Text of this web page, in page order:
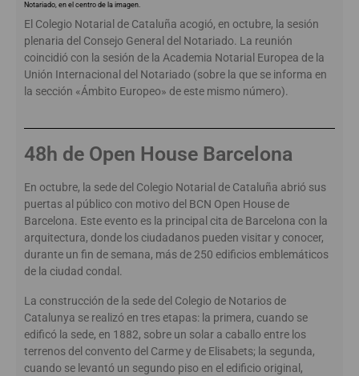
Notariado, en el centro de la imagen.
El Colegio Notarial de Cataluña acogió, en octubre, la sesión
plenaria del Consejo General del Notariado. La reunión
coincidió con la sesión de la Academia Notarial Europea de la
Unión Internacional del Notariado (sobre la que se informa en
la sección «Ámbito Europeo» de este mismo número).
48h de Open House Barcelona
En octubre, la sede del Colegio Notarial de Cataluña abrió sus
puertas al público con motivo del BCN Open House de
Barcelona. Este evento es la principal cita de Barcelona con la
arquitectura, donde los ciudadanos pueden visitar y conocer,
durante un fin de semana, más de 250 edificios emblemáticos
de la ciudad condal.
La construcción de la sede del Colegio de Notarios de
Catalunya se realizó en tres etapas: la primera, cuando se
edificó la sede, en 1882, sobre un solar a caballo entre los
terrenos del convento del Carme y de Elisabets; la segunda,
cuando se levantó un segundo piso en el edificio original,